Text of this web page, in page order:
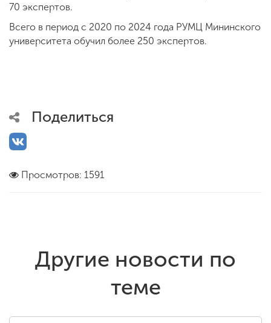
70 экспертов.
Всего в период с 2020 по 2024 года РУМЦ Мининского
университета обучил более 250 экспертов.
Поделиться
Просмотров: 1591
Другие новости по
теме